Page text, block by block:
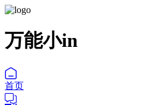
万能小in
首页